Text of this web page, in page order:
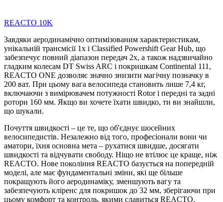
REACTO 10K
Завдяки аеродинамічно оптимізованим характеристикам,
унікальній трансмісії 1x і Classified Powershift Gear Hub, що
забезпечує повний діапазон передач 2x, а також надзвичайно
гладким колесам DT Swiss ARC і покришкам Continental 111,
REACTO ONE дозволяє значно знизити магічну позначку в
200 ват. При цьому вага велосипеда становить лише 7,4 кг,
включаючи з вимірювачем потужності Rotor і передні та задні
ротори 160 мм. Якщо ви хочете їхати швидко, ти ви знайшли,
що шукали.
Почуття швидкості – це те, що об'єднує шосейних
велосипедистів. Незалежно від того, професіонали вони чи
аматори, їхня основна мета – рухатися швидше, досягати
швидкості та відчувати свободу. Ніщо не втілює це краще, ніж
REACTO. Нове покоління REACTO базується на попередній
моделі, але має фундаментальні зміни, які ще більше
покращують його аеродинаміку, зменшують вагу та
забезпечують кліренс для покришок до 32 мм, зберігаючи при
цьому комфорт та контроль, якими славиться REACTO.